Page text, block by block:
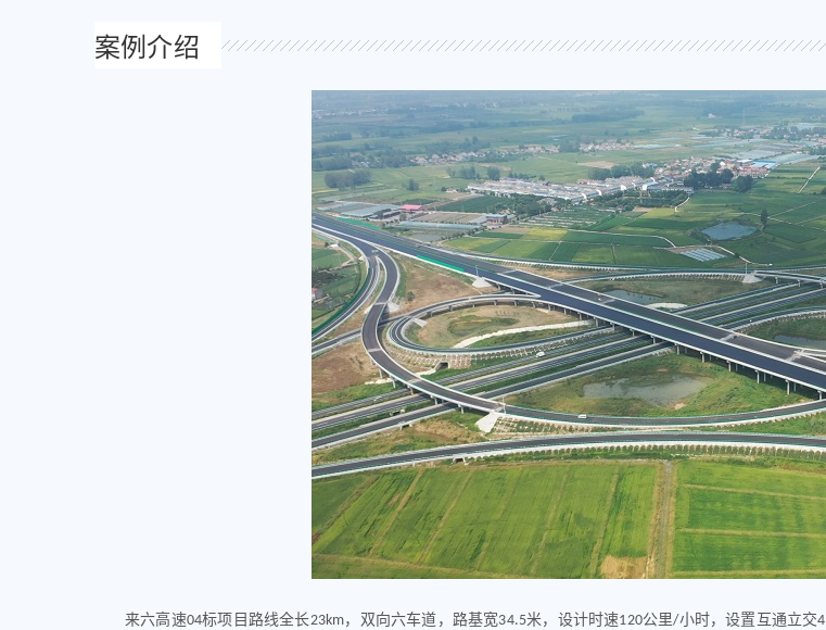
案例介绍
来六高速04标项目路线全长23km，双向六车道，路基宽34.5米，设计时速120公里/小时，设置互通立交4